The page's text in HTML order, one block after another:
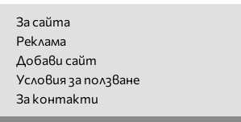
За сайта
Реклама
Добави сайт
Условия за ползване
За контакти